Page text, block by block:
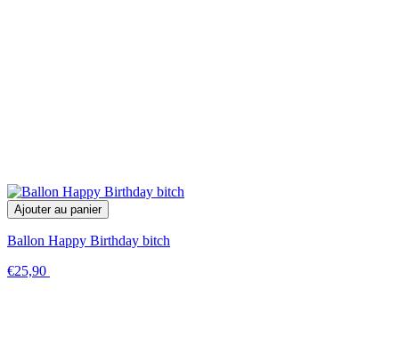
Ajouter au panier
Ballon Happy Birthday bitch
€25,90